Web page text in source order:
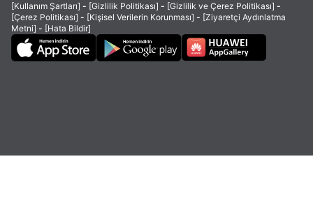
[Kullanım Şartları] - [Gizlilik Politikası] - [Gizlilik ve Çerez Politikası] -
[Çerez Politikası] - [Kişisel Verilerin Korunması] - [Ziyaretçi Aydınlatma
Metni] - [Hata Bildir]